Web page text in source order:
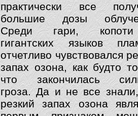
практически все
большие дозы
Среди гари,
гигантских языков
отчетливо чувствовался
запах озона, как будто
что закончилась
гроза. Да и не все
резкий запах озона